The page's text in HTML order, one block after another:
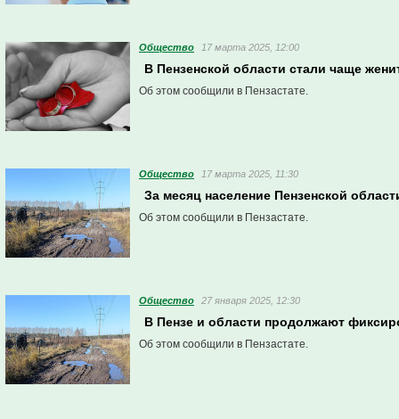
Общество 17 марта 2025, 12:00
В Пензенской области стали чаще
Об этом сообщили в Пензастате.
Общество 17 марта 2025, 11:30
За месяц население Пензенской
Об этом сообщили в Пензастате.
Общество 27 января 2025, 12:30
В Пензе и области продолжают
Об этом сообщили в Пензастате.